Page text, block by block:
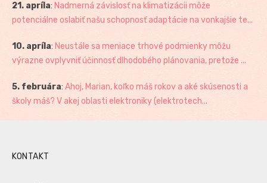
21. apríla: Nadmerná závislosť na klimatizácii môže
potenciálne oslabiť našu schopnosť adaptácie na vonkajšie te...
10. apríla: Neustále sa meniace trhové podmienky môžu
výrazne ovplyvniť účinnosť dlhodobého plánovania, pretože ...
5. februára: Ahoj, Marian, koľko máš rokov a aké skúsenosti a
školy máš? V akej oblasti elektroniky (elektrotech...
KONTAKT